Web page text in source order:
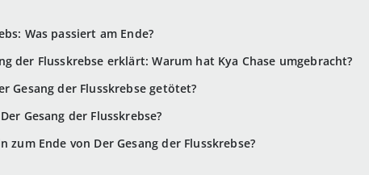
Was passiert am Ende?
der Flusskrebse erklärt: Warum hat Kya Chase umgebracht?
Gesang der Flusskrebse getötet?
Gesang der Flusskrebse?
zum Ende von Der Gesang der Flusskrebse?